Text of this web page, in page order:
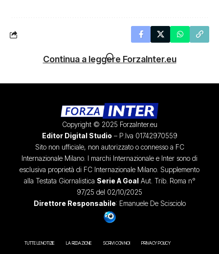
Continua a leggere ForzaInter.eu
Copyright © 2025 ForzaInter.eu
Editor Digital Studio – P.Iva 01742970559
Sito non ufficiale, non autorizzato o connesso a FC
Internazionale Milano. I marchi Internazionale e Inter sono di
esclusiva proprietà di FC Internazionale Milano. Supplemento
alla Testata Giornalistica Serie A GoalAut. Trib. Roma n°
97/25 del 02/10/2025
Direttore Responsabile: Emanuele De Scisciolo
TUTTE LE NOTIZIE LA REDAZIONE SCRIVI CON NOI PRIVACY POLICY